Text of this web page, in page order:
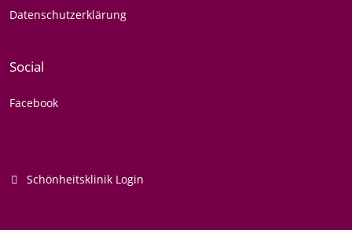
Datenschutzerklärung
Social
Facebook
Schönheitsklinik Login